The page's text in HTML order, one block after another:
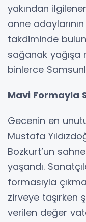
yakından
anne
takdiminde
sağanak yağışa
binlerce
Mavi Formayla
Gecenin en
Mustafa
Bozkurt’un
yaşandı.
formasıyla
zirveye taşırken
verilen değer